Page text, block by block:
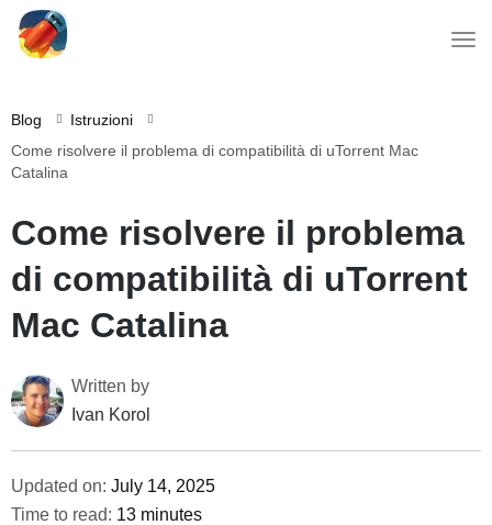
Blog
Istruzioni
Come risolvere il problema di compatibilità di uTorrent Mac
Catalina
Come risolvere il problema
di compatibilità di uTorrent
Mac Catalina
Written by
Ivan Korol
Updated on: July 14, 2025
Time to read: 13 minutes